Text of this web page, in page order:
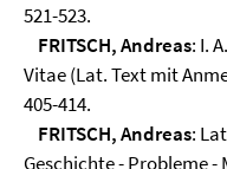
521-523.
FRITSCH, Andreas: I.
Vitae (Lat. Text mit
405-414.
FRITSCH, Andreas:
Geschichte - Probleme